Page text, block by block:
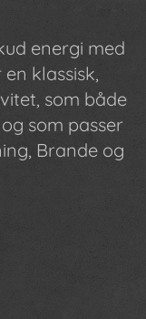
energi med
klassisk,
som både
som passer
Brande og